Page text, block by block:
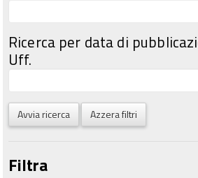
Ricerca per data di
Uff.
Avvia ricerca Azzera filtri
Filtra